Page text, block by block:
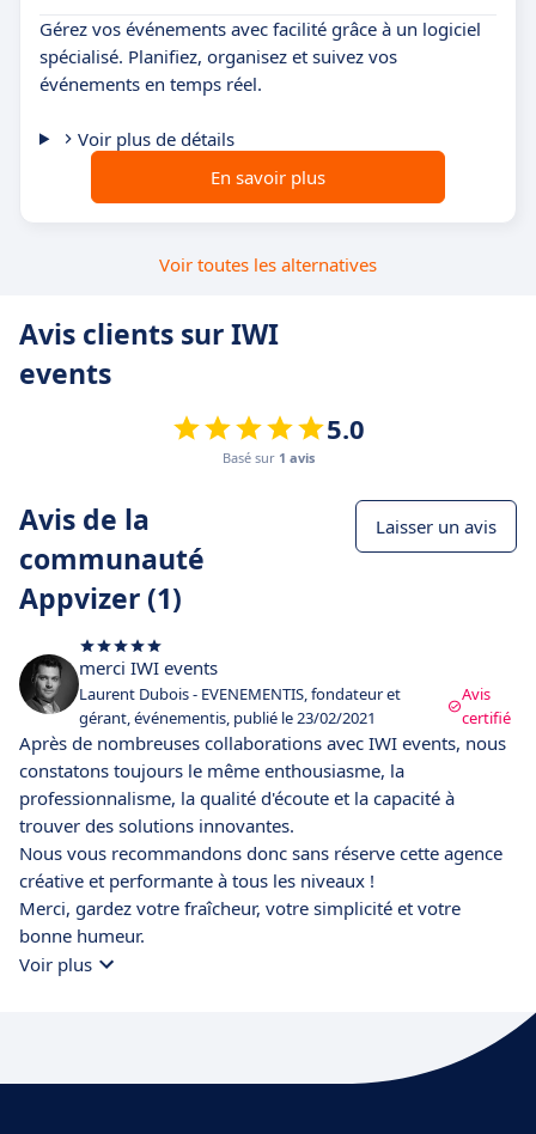
Gérez vos événements avec facilité grâce à un logiciel
spécialisé. Planifiez, organisez et suivez vos
événements en temps réel.
Voir plus de détails
En savoir plus
Voir toutes les alternatives
Avis clients sur IWI
events
5.0
Basé sur 1 avis
Avis de la
communauté
Appvizer (1)
Laisser un avis
merci IWI events
Laurent Dubois - EVENEMENTIS, fondateur et
gérant, événementis, publié le 23/02/2021
Avis
certifié
Après de nombreuses collaborations avec IWI events, nous
constatons toujours le même enthousiasme, la
professionnalisme, la qualité d'écoute et la capacité à
trouver des solutions innovantes.
Nous vous recommandons donc sans réserve cette agence
créative et performante à tous les niveaux !
Merci, gardez votre fraîcheur, votre simplicité et votre
bonne humeur.
Voir plus